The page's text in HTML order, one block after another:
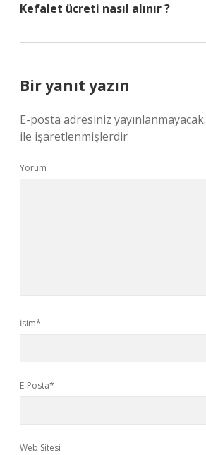
Kefalet ücreti nasıl alınır ?
Bir yanıt yazın
E-posta adresiniz yayınlanmayacak.
ile işaretlenmişlerdir
Yorum
İsim*
E-Posta*
Web Sitesi